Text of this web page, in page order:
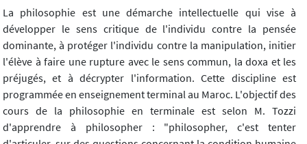
La philosophie est une démarche intellectuelle qui vise à
développer le sens critique de l'individu contre la pensée
dominante, à protéger l'individu contre la manipulation, initier
l'élève à faire une rupture avec le sens commun, la doxa et les
préjugés, et à décrypter l'information. Cette discipline est
programmée en enseignement terminal au Maroc. L'objectif des
cours de la philosophie en terminale est selon M. Tozzi
d'apprendre à philosopher : "philosopher, c'est tenter